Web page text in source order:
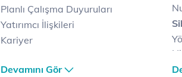
Planlı Çalışma Duyuruları
Yatırımcı İlişkileri
Kariyer
Dağıtım
Devamını Gör